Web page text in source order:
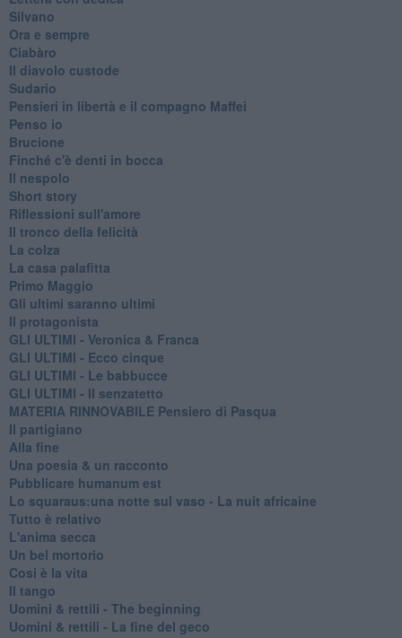
Silvano
Ora e sempre
Ciabàro
Il diavolo custode
Sudario
Pensieri in libertà e il compagno Maffei
Penso io
Brucione
Finché c'è denti in bocca
Il nespolo
Short story
Riflessioni sull'amore
Il tronco della felicità
La colza
La casa palafitta
Primo Maggio
Gli ultimi saranno ultimi
Il protagonista
GLI ULTIMI - Veronica & Franca
GLI ULTIMI - Ecco cinque
GLI ULTIMI - Le babbucce
GLI ULTIMI - Il senzatetto
MATERIA RINNOVABILE Pensiero di Pasqua
Il partigiano
Alla fine
Una poesia & un racconto
Pubblicare humanum est
Lo squaraus:una notte sul vaso - La nuit africaine
Tutto è relativo
L'anima secca
Un bel mortorio
Cosi è la vita
Il tango
​Uomini & rettili - The beginning
​Uomini & rettili - La fine del geco